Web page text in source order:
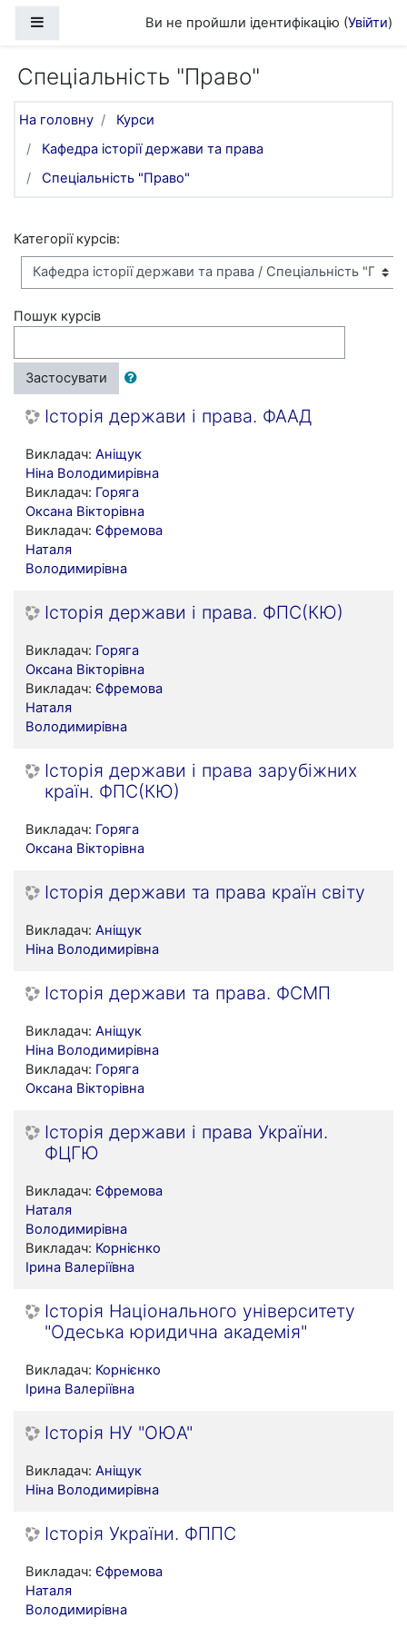
Ви не пройшли ідентифікацію (Увійти)
Спеціальність "Право"
На головну
Курси
Кафедра історії держави та права
Спеціальність "Право"
Категорії курсів:
Пошук курсів
Застосувати
Історія держави і права. ФААД
Викладач: Аніщук
Ніна Володимирівна
Викладач: Горяга
Оксана Вікторівна
Викладач: Єфремова
Наталя
Володимирівна
Історія держави і права. ФПС(КЮ)
Викладач: Горяга
Оксана Вікторівна
Викладач: Єфремова
Наталя
Володимирівна
Історія держави і права зарубіжних
країн. ФПС(КЮ)
Викладач: Горяга
Оксана Вікторівна
Історія держави та права країн світу
Викладач: Аніщук
Ніна Володимирівна
Історія держави та права. ФСМП
Викладач: Аніщук
Ніна Володимирівна
Викладач: Горяга
Оксана Вікторівна
Історія держави і права України.
ФЦГЮ
Викладач: Єфремова
Наталя
Володимирівна
Викладач: Корнієнко
Ірина Валеріївна
Історія Національного університету
"Одеська юридична академія"
Викладач: Корнієнко
Ірина Валеріївна
Історія НУ "ОЮА"
Викладач: Аніщук
Ніна Володимирівна
Історія України. ФППС
Викладач: Єфремова
Наталя
Володимирівна